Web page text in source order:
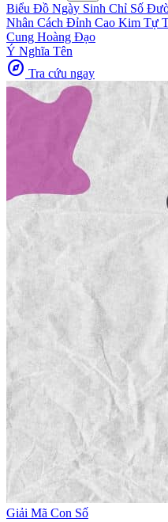
Biểu Đồ Ngày Sinh Chỉ Số
Nhân Cách Đỉnh Cao Kim Tự
Cung Hoàng Đạo
Ý Nghĩa Tên
explore Tra cứu ngay
Giải Mã Con Số